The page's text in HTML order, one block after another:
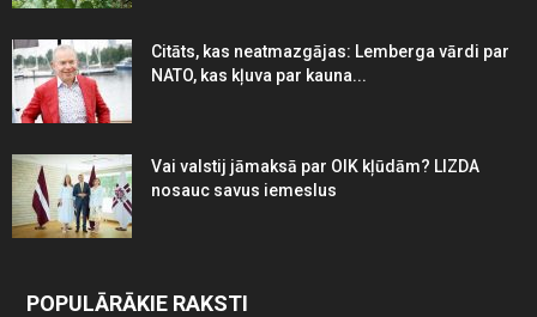
Citāts, kas neatmazgājas: Lemberga vārdi par
NATO, kas kļuva par kauna...
Vai valstij jāmaksā par OIK kļūdām? LIZDA
nosauc savus iemeslus
POPULĀRĀKIE RAKSTI